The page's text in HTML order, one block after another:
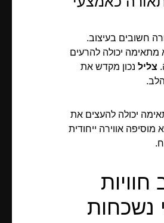
חשובים בעיצוב.
מתאימה יכולה להרעים
צליל נכון מקדש את
יכולה להעצים את
מוסיפה אווירה ייחודית
חוויות
נשכחות